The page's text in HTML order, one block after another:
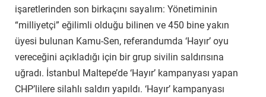
işaretlerinden son birkaçını sayalım: Yönetiminin
“milliyetçi” eğilimli olduğu bilinen ve 450 bine yakın
üyesi bulunan Kamu-Sen, referandumda ‘Hayır’ oyu
vereceğini açıkladığı için bir grup sivilin saldırısına
uğradı. İstanbul Maltepe’de ‘Hayır’ kampanyası yapan
CHP’lilere silahlı saldırı yapıldı. ‘Hayır’ kampanyası